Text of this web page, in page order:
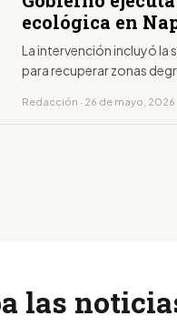
ecológica en
La intervención incluyó la
para recuperar zonas
Redacción · 26 de mayo, 2026
las